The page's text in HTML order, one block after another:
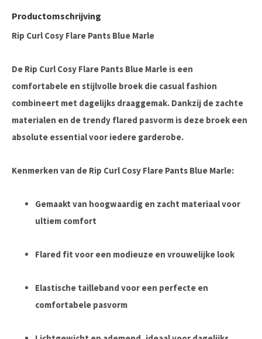
Productomschrijving
Rip Curl Cosy Flare Pants Blue Marle
De Rip Curl Cosy Flare Pants Blue Marle is een
comfortabele en stijlvolle broek die casual fashion
combineert met dagelijks draaggemak. Dankzij de zachte
materialen en de trendy flared pasvorm is deze broek een
absolute essential voor iedere garderobe.
Kenmerken van de Rip Curl Cosy Flare Pants Blue Marle:
Gemaakt van hoogwaardig en zacht materiaal voor
ultiem comfort
Flared fit voor een modieuze en vrouwelijke look
Elastische tailleband voor een perfecte en
comfortabele pasvorm